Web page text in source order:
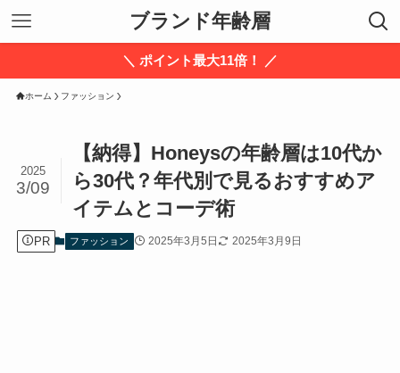
ブランド年齢層
＼ ポイント最大11倍！ ／
ホーム ファッション
【納得】Honeysの年齢層は10代か
ら30代？年代別で見るおすすめア
イテムとコーデ術
2025
3/09
PR ファッション 2025年3月5日 2025年3月9日